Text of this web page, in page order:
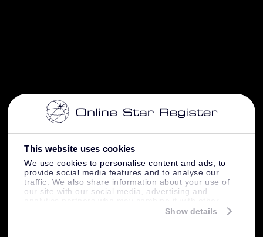
This website uses cookies
We use cookies to personalise content and ads, to
provide social media features and to analyse our
traffic. We also share information about your use of
our site with our social media, advertising and
information that you’ve provided to them or that
Show details